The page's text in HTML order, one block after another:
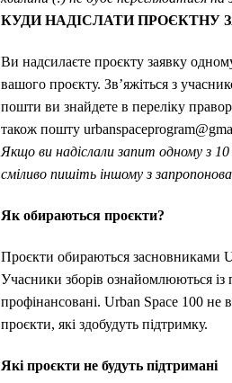
КУДИ НАДІСЛАТИ ПРОЄКТНУ
Ви надсилаєте проєкту заявку
вашого проєкту. Зв’яжіться з
пошти ви знайдете в переліку
також пошту
Якщо ви надіслали запит одному з
сміливо пишіть іншому з
Як обираються проєкти?
Проєкти обираються засновниками
Учасники зборів ознайомлюються
профінансовані. Urban Space 100 не
проєкти, які здобудуть підтримку.
Які проєкти не будуть підтримані